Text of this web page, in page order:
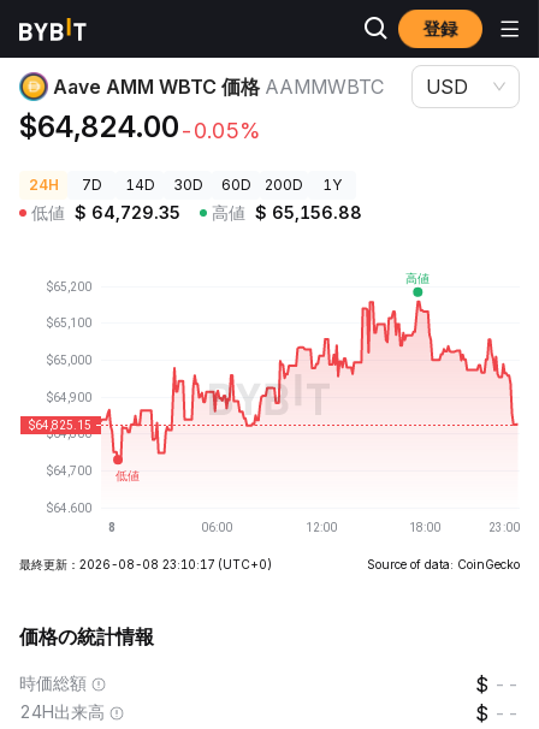
登録
暗号資産価格 Aave AMM WBTC 価格 AAMMWBTC
Aave AMM WBTC 価格 AAMMWBTC
$64,824.00-0.05%
USD
24H 7D 14D 30D 60D 200D 1Y
低値 $ 64,729.35 高値 $ 65,156.88
最終更新：2026-08-08 23:10:17 (UTC+0) Source of data: CoinGecko
価格の統計情報
時価総額 --
24H出来高 --